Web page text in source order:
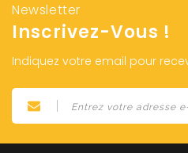
Newsletter
Inscrivez-Vous !
Indiquez votre email pour